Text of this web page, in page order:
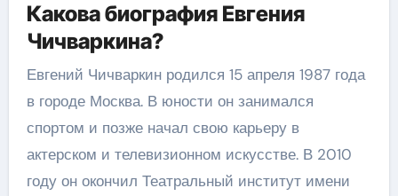
Какова биография Евгения
Чичваркина?
Евгений Чичваркин родился 15 апреля 1987 года
в городе Москва. В юности он занимался
спортом и позже начал свою карьеру в
актерском и телевизионном искусстве. В 2010
году он окончил Театральный институт имени